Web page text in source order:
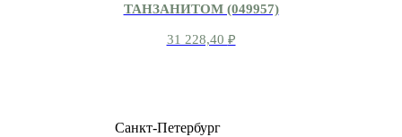
ТАНЗАНИТОМ (049957)
31 228,40 ₽
Санкт-Петербург